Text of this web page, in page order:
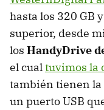
hasta los 320 GB
superior, desde
los HandyDrive
el cualtuvimos la
también tienen la
un puerto USB